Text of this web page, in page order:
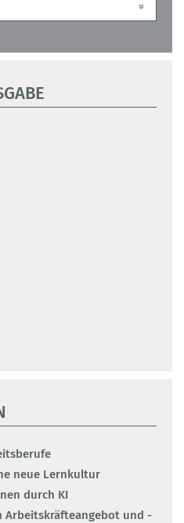
neue Lernkultur
durch KI
Arbeitskräfteangebot und -